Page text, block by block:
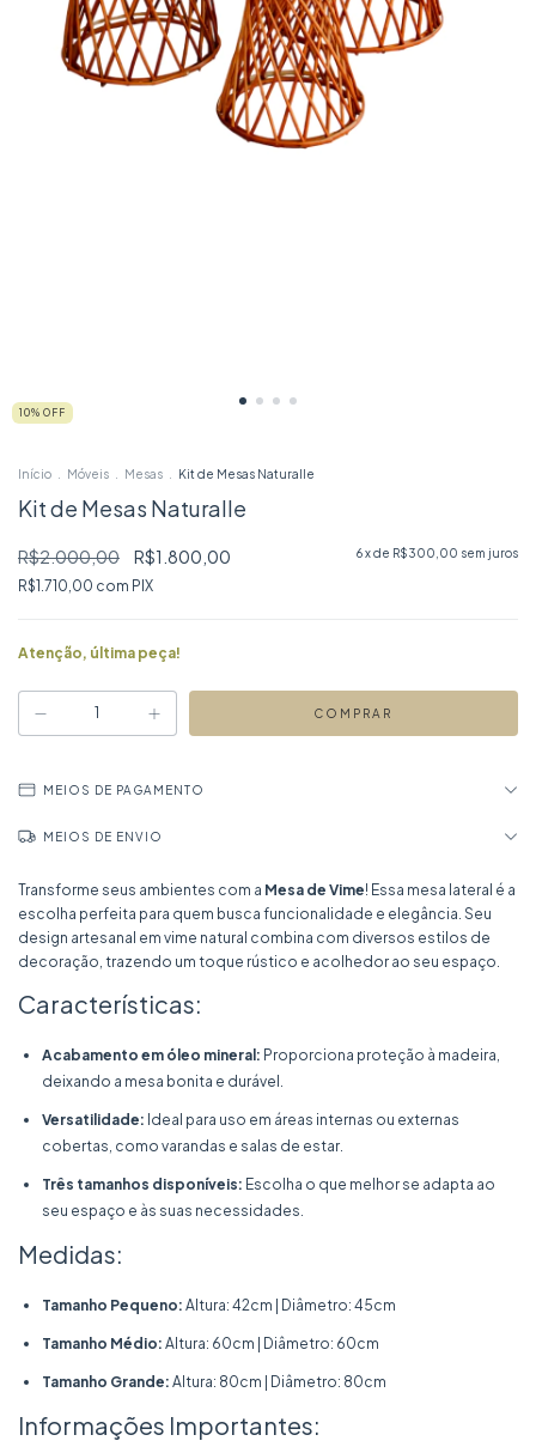
10% OFF
Início Móveis Mesas Kit de Mesas Naturalle
Kit de Mesas Naturalle
R$2.000,00 R$1.800,00
R$1.710,00 com PIX
6x de R$300,00 sem juros
Atenção, última peça!
MEIOS DE PAGAMENTO
MEIOS DE ENVIO
Transforme seus ambientes com a Mesa de Vime! Essa mesa lateral é a
escolha perfeita para quem busca funcionalidade e elegância. Seu
design artesanal em vime natural combina com diversos estilos de
decoração, trazendo um toque rústico e acolhedor ao seu espaço.
Características:
Acabamento em óleo mineral: Proporciona proteção à madeira,
deixando a mesa bonita e durável.
Versatilidade: Ideal para uso em áreas internas ou externas
cobertas, como varandas e salas de estar.
Três tamanhos disponíveis: Escolha o que melhor se adapta ao
seu espaço e às suas necessidades.
Medidas:
Tamanho Pequeno: Altura: 42cm | Diâmetro: 45cm
Tamanho Médio: Altura: 60cm | Diâmetro: 60cm
Tamanho Grande: Altura: 80cm | Diâmetro: 80cm
Informações Importantes: